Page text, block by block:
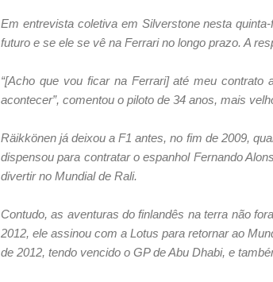
Em entrevista coletiva em Silverstone nesta
futuro e se ele se vê na Ferrari no longo prazo. A
“[Acho que vou ficar na Ferrari] até meu
acontecer”, comentou o piloto de 34 anos, mais
Räikkönen já deixou a F1 antes, no fim de 2009,
dispensou para contratar o espanhol Fernando
divertir no Mundial de Rali.
Contudo, as aventuras do finlandês na terra não
2012, ele assinou com a Lotus para retornar ao
de 2012, tendo vencido o GP de Abu Dhabi, e